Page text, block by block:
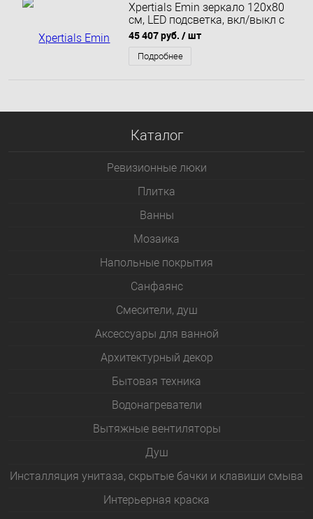
Xpertials Emin зеркало 120х80
см, LED подсветка, вкл/выкл с
диммером, антизапотевание,
профиль черный мат
45 407 руб. / шт
Подробнее
Каталог
Ревизионные люки
Плитка
Bанны
Мозаика
Напольные покрытия
Санфаянс
Смесители, душ
Аксессуары для ванной
Архитектурный декор
Бытовая техника
Водонагреватели
Вытяжные вентиляторы
Душ
Инсталляция унитаза, скрытые бачки и клавиши смыва
Интерьерная краска